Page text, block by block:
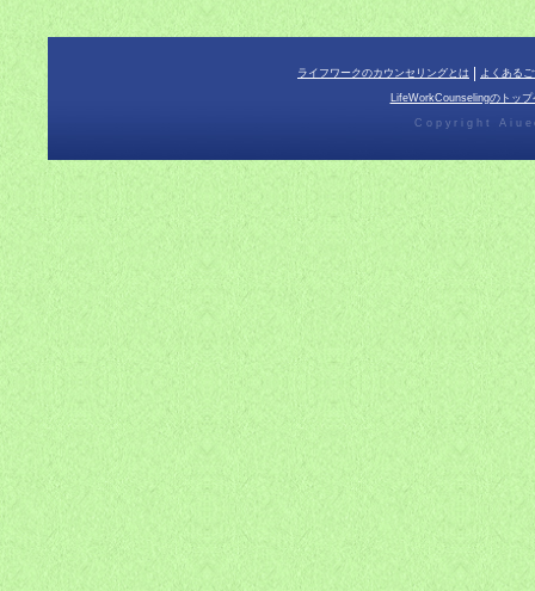
ライフワークのカウンセリングとは よくある
LifeWorkCounselingのトップ
Copyright